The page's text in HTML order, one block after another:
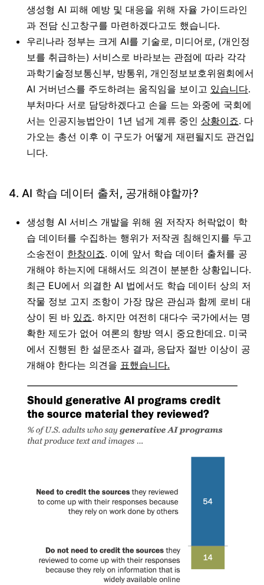
생성형 AI 피해 예방 및 대응을 위해 자율 가이드라인
과 전담 신고창구를 마련하겠다고도 했습니다.
우리나라 정부는 크게 AI를 기술로, 미디어로, (개인정
보를 취급하는) 서비스로 바라보는 관점에 따라 각각
과학기술정보통신부, 방통위, 개인정보보호위원회에서
AI 거버넌스를 주도하려는 움직임을 보이고 있습니다.
부처마다 서로 담당하겠다고 손을 드는 와중에 국회에
서는 인공지능법안이 1년 넘게 계류 중인 상황이죠. 다
가오는 총선 이후 이 구도가 어떻게 재편될지도 관건입
니다.
4. AI 학습 데이터 출처, 공개해야할까?
생성형 AI 서비스 개발을 위해 원 저작자 허락없이 학
습 데이터를 수집하는 행위가 저작권 침해인지를 두고
소송전이 한창이죠. 이에 앞서 학습 데이터 출처를 공
개해야 하는지에 대해서도 의견이 분분한 상황입니다.
최근 EU에서 의결한 AI 법에서도 학습 데이터 상의 저
작물 정보 고지 조항이 가장 많은 관심과 함께 로비 대
상이 된 바 있죠. 하지만 여전히 대다수 국가에서는 명
확한 제도가 없어 여론의 향방 역시 중요한데요. 미국
에서 진행된 한 설문조사 결과, 응답자 절반 이상이 공
개해야 한다는 의견을 표했습니다.